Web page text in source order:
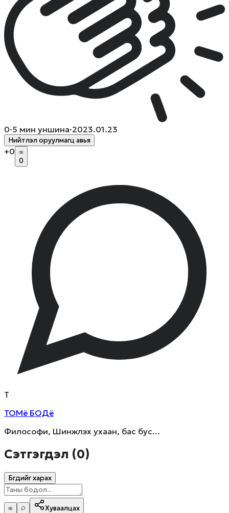
0·5 мин уншина·2023.01.23
Нийтлэл оруулмагц авья
+0
0
Т
ТОМё БОДё
Философи, Шинжлэх ухаан, бас бус...
Сэтгэгдэл (0)
Бүгдийг харах
Хуваалцах